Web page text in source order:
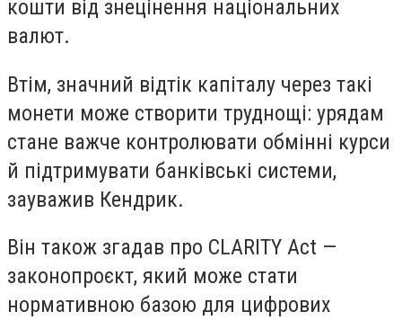
кошти від знецінення національних
валют.
Втім, значний відтік капіталу через такі
монети може створити труднощі: урядам
стане важче контролювати обмінні курси
й підтримувати банківські системи,
зауважив Кендрик.
Він також згадав про CLARITY Act —
законопроєкт, який може стати
нормативною базою для цифрових